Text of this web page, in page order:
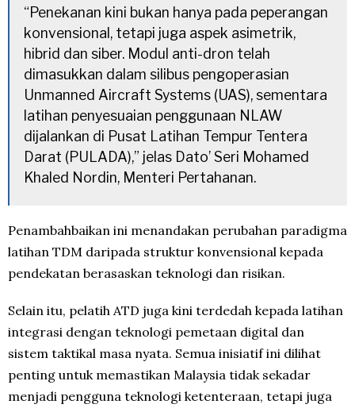
“Penekanan kini bukan hanya pada peperangan
konvensional, tetapi juga aspek asimetrik,
hibrid dan siber. Modul anti-dron telah
dimasukkan dalam silibus pengoperasian
Unmanned Aircraft Systems (UAS), sementara
latihan penyesuaian penggunaan NLAW
dijalankan di Pusat Latihan Tempur Tentera
Darat (PULADA),” jelas Dato’ Seri Mohamed
Khaled Nordin, Menteri Pertahanan.
Penambahbaikan ini menandakan perubahan paradigma
latihan TDM daripada struktur konvensional kepada
pendekatan berasaskan teknologi dan risikan.
Selain itu, pelatih ATD juga kini terdedah kepada latihan
integrasi dengan teknologi pemetaan digital dan
sistem taktikal masa nyata. Semua inisiatif ini dilihat
penting untuk memastikan Malaysia tidak sekadar
menjadi pengguna teknologi ketenteraan, tetapi juga